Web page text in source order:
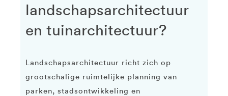
landschapsarchitectuur
en tuinarchitectuur?
Landschapsarchitectuur richt zich op
grootschalige ruimtelijke planning van
parken, stadsontwikkeling en